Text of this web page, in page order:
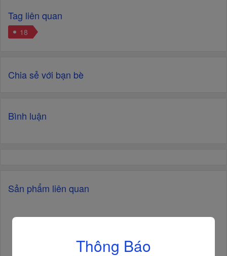
Tag liên quan
18
Chia sẻ với bạn bè
Bình luận
Sản phẩm liên quan
Thông Báo